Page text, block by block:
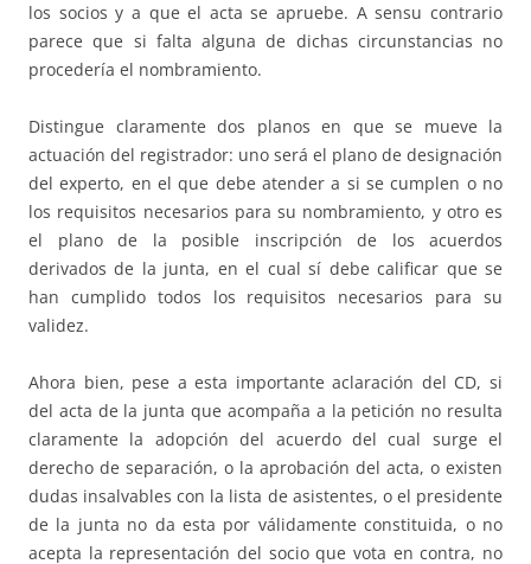
los socios y a que el acta se apruebe. A sensu contrario
parece que si falta alguna de dichas circunstancias no
procedería el nombramiento.
Distingue claramente dos planos en que se mueve la
actuación del registrador: uno será el plano de designación
del experto, en el que debe atender a si se cumplen o no
los requisitos necesarios para su nombramiento, y otro es
el plano de la posible inscripción de los acuerdos
derivados de la junta, en el cual sí debe calificar que se
han cumplido todos los requisitos necesarios para su
validez.
Ahora bien, pese a esta importante aclaración del CD, si
del acta de la junta que acompaña a la petición no resulta
claramente la adopción del acuerdo del cual surge el
derecho de separación, o la aprobación del acta, o existen
dudas insalvables con la lista de asistentes, o el presidente
de la junta no da esta por válidamente constituida, o no
acepta la representación del socio que vota en contra, no